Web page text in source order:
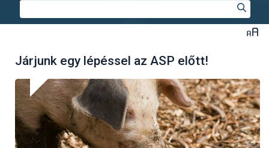
Járjunk egy lépéssel az ASP előtt!